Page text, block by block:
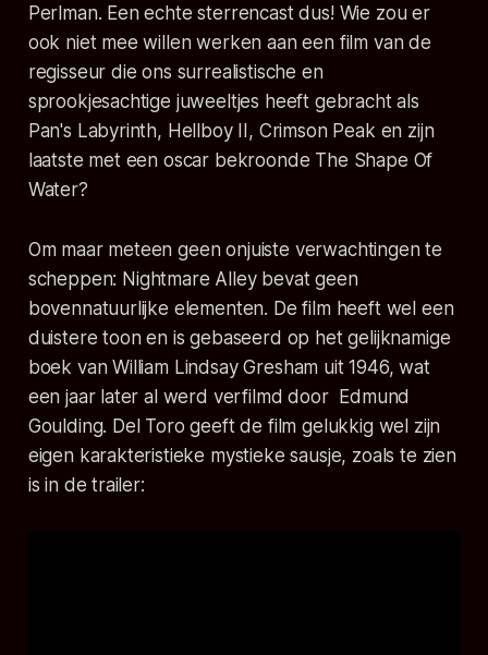
Perlman. Een echte sterrencast dus! Wie zou er
ook niet mee willen werken aan een film van de
regisseur die ons surrealistische en
sprookjesachtige juweeltjes heeft gebracht als
Pan's Labyrinth, Hellboy II, Crimson Peak en zijn
laatste met een oscar bekroonde The Shape Of
Water?
Om maar meteen geen onjuiste verwachtingen te
scheppen: Nightmare Alleybevat geen
bovennatuurlijke elementen. De film heeft wel een
duistere toon en is gebaseerd op het gelijknamige
boek van William Lindsay Gresham uit 1946, wat
een jaar later al werd verfilmd door Edmund
Goulding. Del Toro geeft de film gelukkig wel zijn
eigen karakteristieke mystieke sausje, zoals te zien
is in de trailer: